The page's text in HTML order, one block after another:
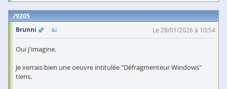
9205
Brunni
Le 28/01/2026 à 10:54
Oui j'imagine.
Je verrais bien une oeuvre intitulée "Défragmenteur Windows"
tiens.